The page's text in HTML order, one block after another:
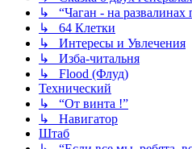
↳ “Чаган - на
↳ 64 Клетки
↳ Интересы и Увлечения
↳ Изба-читальня
↳ Flood (Флуд)
Технический
↳ “От винта !”
↳ Навигатор
Штаб